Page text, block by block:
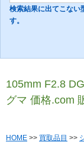
検索結果に出てこない
す。
105mm F2.8
グマ 価格.com
HOME >> 買取品目 >>